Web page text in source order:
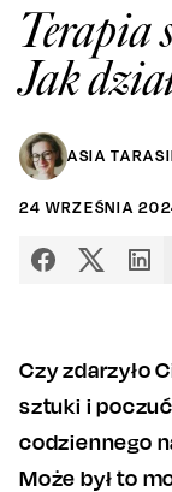
Terapia
Jak
ASIA
24 WRZEŚNIA
Czy zdarzyło
sztuki i
codziennego
Może był to